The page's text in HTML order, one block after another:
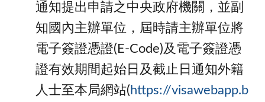
通知提出申請之中央政府機關，並副
知國內主辦單位，屆時請主辦單位將
電子簽證憑證(E-Code)及電子簽證憑
證有效期間起始日及截止日通知外籍
人士至本局網站( https://visawebapp.b